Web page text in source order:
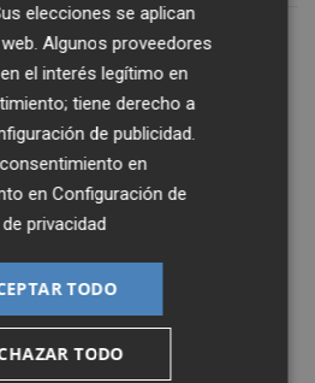
elecciones se aplican
Algunos proveedores
el interés legítimo en
tiene derecho a
de publicidad
en
enConfiguración de
privacidad
TODO
TODO